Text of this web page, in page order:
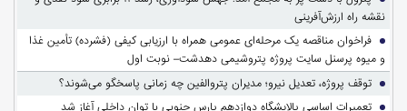
نقشه راه ارزش‌آفرینی
فراخوان مناقصه یک مرحله‌ای عمومی همراه با ارزیابی کیفی (فشرده) تأمین غذا
و میوه پرسنل سایت پروژه پتروشیمی دهدشت– نوبت اول
توقف پروژه، تعدیل نیرو؛ مدیران پتروالفین چه زمانی پاسخگو می‌شوند؟
تعمیرات اساسی پالایشگاه دوازدهم پارس جنوبی با توان داخلی آغاز شد